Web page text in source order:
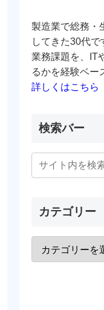
製造業で総務・
してきた30代
業務課題を、IT
るかを経験ベー
詳しくはこちら
検索バー
カテゴリー